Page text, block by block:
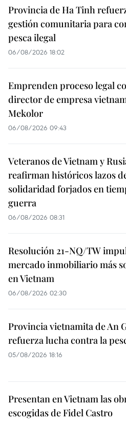
Provincia de Ha Tinh
gestión comunitaria para
pesca ilegal
06/08/2026 18:02
Emprenden proceso legal
director de empresa
Mekolor
06/08/2026 09:43
Veteranos de Vietnam y
reafirman históricos lazos
solidaridad forjados en
guerra
06/08/2026 08:31
Resolución 21-NQ/TW
mercado inmobiliario más
en Vietnam
06/08/2026 02:30
Provincia vietnamita de An
refuerza lucha contra la
05/08/2026 18:16
Presentan en Vietnam las
escogidas de Fidel Castro